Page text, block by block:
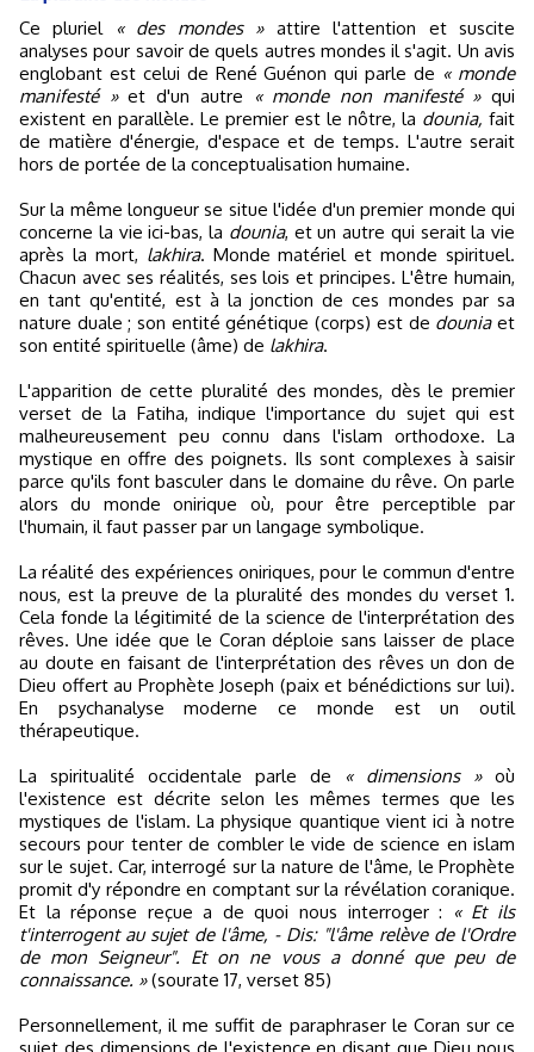
Ce pluriel « des mondes »attire l'attention et suscite
analyses pour savoir de quels autres mondes il s'agit. Un avis
englobant est celui de René Guénon qui parle de « monde
manifesté »et d'un autre « monde non manifesté »qui
existent en parallèle. Le premier est le nôtre, la dounia, fait
de matière d'énergie, d'espace et de temps. L'autre serait
hors de portée de la conceptualisation humaine.
Sur la même longueur se situe l'idée d'un premier monde qui
concerne la vie ici-bas, la dounia, et un autre qui serait la vie
après la mort, lakhira. Monde matériel et monde spirituel.
Chacun avec ses réalités, ses lois et principes. L'être humain,
en tant qu'entité, est à la jonction de ces mondes par sa
nature duale ; son entité génétique (corps) est de douniaet
son entité spirituelle (âme) de lakhira.
L'apparition de cette pluralité des mondes, dès le premier
verset de la Fatiha, indique l'importance du sujet qui est
malheureusement peu connu dans l'islam orthodoxe. La
mystique en offre des poignets. Ils sont complexes à saisir
parce qu'ils font basculer dans le domaine du rêve. On parle
alors du monde onirique où, pour être perceptible par
l'humain, il faut passer par un langage symbolique.
La réalité des expériences oniriques, pour le commun d'entre
nous, est la preuve de la pluralité des mondes du verset 1.
Cela fonde la légitimité de la science de l'interprétation des
rêves. Une idée que le Coran déploie sans laisser de place
au doute en faisant de l'interprétation des rêves un don de
Dieu offert au Prophète Joseph (paix et bénédictions sur lui).
En psychanalyse moderne ce monde est un outil
thérapeutique.
La spiritualité occidentale parle de
« dimensions »où
l'existence est décrite selon les mêmes termes que les
mystiques de l'islam. La physique quantique vient ici à notre
secours pour tenter de combler le vide de science en islam
sur le sujet. Car, interrogé sur la nature de l'âme, le Prophète
promit d'y répondre en comptant sur la révélation coranique.
Et la réponse reçue a de quoi nous interroger :
« Et ils
t'interrogent au sujet de l'âme, - Dis: "l'âme relève de l'Ordre
de mon Seigneur". Et on ne vous a donné que peu de
connaissance. »(sourate 17, verset 85)
Personnellement, il me suffit de paraphraser le Coran sur ce
sujet des dimensions de l'existence en disant que Dieu nous